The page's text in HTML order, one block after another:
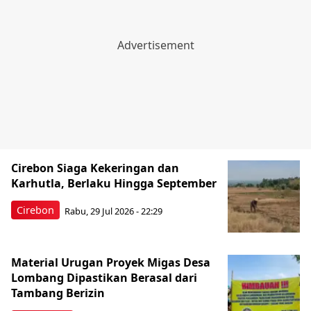
Cirebon
Cirebon Siaga Kekeringan dan
Karhutla, Berlaku Hingga September
Rabu, 29 Jul 2026 - 22:29
Material Urugan Proyek Migas Desa
Lombang Dipastikan Berasal dari
Tambang Berizin